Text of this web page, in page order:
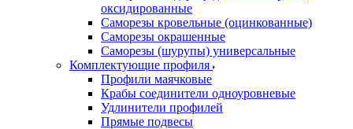
оксидированные
Саморезы кровельные (оцинкованные)
Саморезы окрашенные
Саморезы (шурупы) универсальные
Комплектующие профиля
Профили маячковые
Крабы соединители одноуровневые
Удлинители профилей
Прямые подвесы